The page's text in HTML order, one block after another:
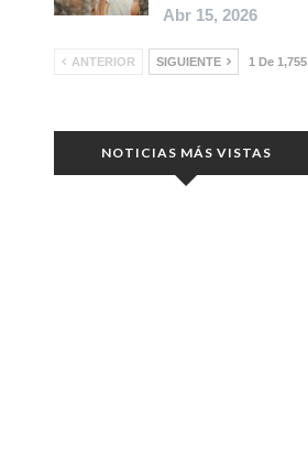
Abr 15, 2026
ANTERIOR SIGUIENTE 1 De 1,755
NOTICIAS MÁS VISTAS